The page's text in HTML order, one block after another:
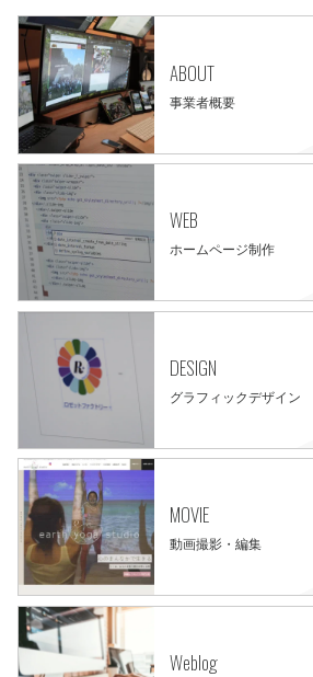
ABOUT
事業者概要
WEB
ホームページ制作
DESIGN
グラフィックデザイン
MOVIE
動画撮影・編集
Weblog